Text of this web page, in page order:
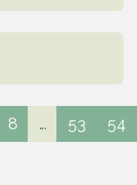
8 ... 53 54